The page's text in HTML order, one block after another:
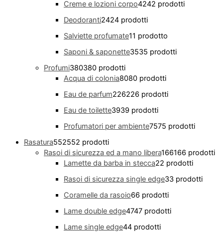
Creme e lozioni corpo4242 prodotti
Deodoranti2424 prodotti
Salviette profumate11 prodotto
Saponi & saponette3535 prodotti
Profumi380380 prodotti
Acqua di colonia8080 prodotti
Eau de parfum226226 prodotti
Eau de toilette3939 prodotti
Profumatori per ambiente7575 prodotti
Rasatura552552 prodotti
Rasoi di sicurezza ed a mano libera166166 prodotti
Lamette da barba in stecca22 prodotti
Rasoi di sicurezza single edge33 prodotti
Coramelle da rasoio66 prodotti
Lame double edge4747 prodotti
Lame single edge44 prodotti